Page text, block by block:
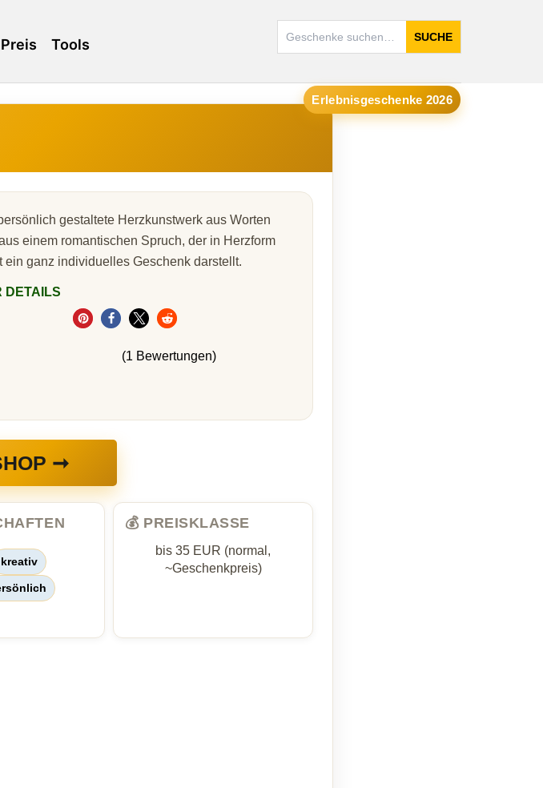
SUCHE
Preis Tools
Erlebnisgeschenke 2026
gestaltete Herzkunstwerk aus Worten
einem romantischen Spruch, der in Herzform
ein ganz individuelles Geschenk darstellt.
DETAILS
(1 Bewertungen)
➞
kreativ
💰 PREISKLASSE
bis 35 EUR (normal,
~Geschenkpreis)